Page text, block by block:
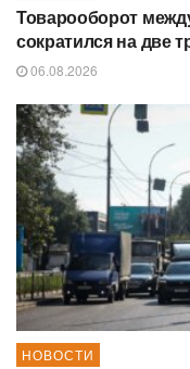
Товарооборот
сократился на две
06.08.2026
НОВОСТИ